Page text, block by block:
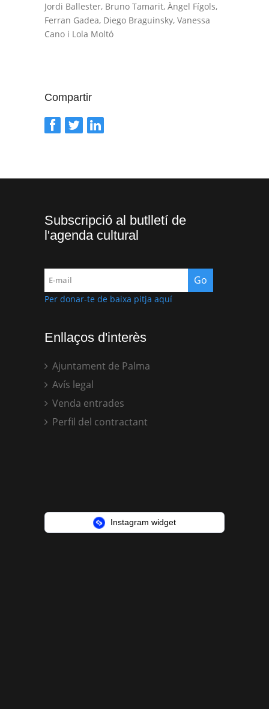
Jordi Ballester, Bruno Tamarit, Àngel Fígols,
Ferran Gadea, Diego Braguinsky, Vanessa
Cano i Lola Moltó
Compartir
Subscripció al butlletí de
l'agenda cultural
Per donar-te de baixa pitja aquí
Enllaços d'interès
Ajuntament de Palma
Avís legal
Venda entrades
Perfil del contractant
Instagram widget